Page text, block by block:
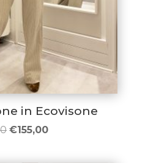
in Ecovisone
Il
€155,00Il